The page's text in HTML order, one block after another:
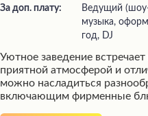
За доп. плату:
ведущий (шоу-программа), живая
музыка,
год, DJ
Уютное заведение встречает
приятной атмосферой и
можно насладиться
включающим фирменные